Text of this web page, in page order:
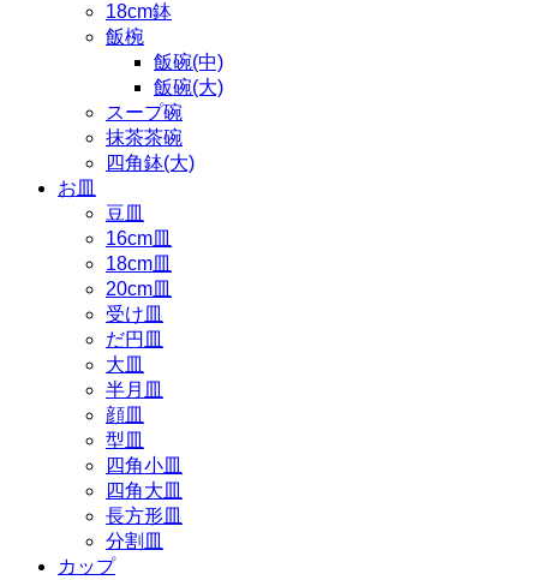
18cm鉢
飯椀
飯碗(中)
飯碗(大)
スープ碗
抹茶茶碗
四角鉢(大)
お皿
豆皿
16cm皿
18cm皿
20cm皿
受け皿
だ円皿
大皿
半月皿
顔皿
型皿
四角小皿
四角大皿
長方形皿
分割皿
カップ